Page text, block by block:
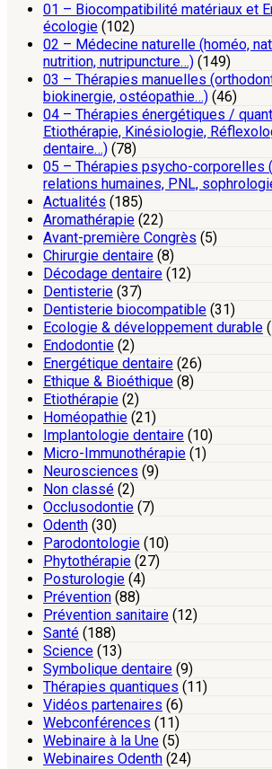
01 – Biocompatibilité matériaux et
écologie (102)
02 – Médecine naturelle (homéo,
nutrition, nutripuncture…) (149)
03 – Thérapies manuelles
biokinergie, ostéopathie…) (46)
04 – Thérapies énergétiques /
Etiothérapie, Kinésiologie,
dentaire…) (78)
05 – Thérapies psycho-corporelles
relations humaines, PNL,
Actualités (185)
Aromathérapie (22)
Avant-première Congrès (5)
Chirurgie dentaire (8)
Décodage dentaire (12)
Dentisterie (37)
Dentisterie biocompatible (31)
Ecologie & développement durable
Endodontie (2)
Energétique dentaire (26)
Ethique & Bioéthique (8)
Etiothérapie (2)
Homéopathie (21)
Implantologie dentaire (10)
Micro-Immunothérapie (1)
Neurosciences (9)
Non classé (2)
Occlusodontie (7)
Odenth (30)
Parodontologie (10)
Phytothérapie (27)
Posturologie (4)
Prévention (88)
Prévention sanitaire (12)
Santé (188)
Science (13)
Symbolique dentaire (9)
Thérapies quantiques (11)
Vidéos partenaires (6)
Webconférences (11)
Webinaire à la Une (5)
Webinaires Odenth (24)